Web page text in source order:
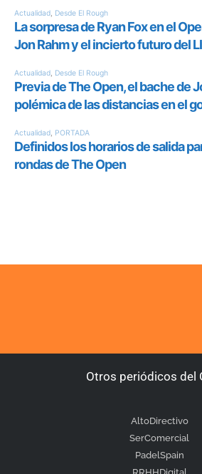
Otros periódicos del
AltoDirectivo
SerComercial
PadelSpain